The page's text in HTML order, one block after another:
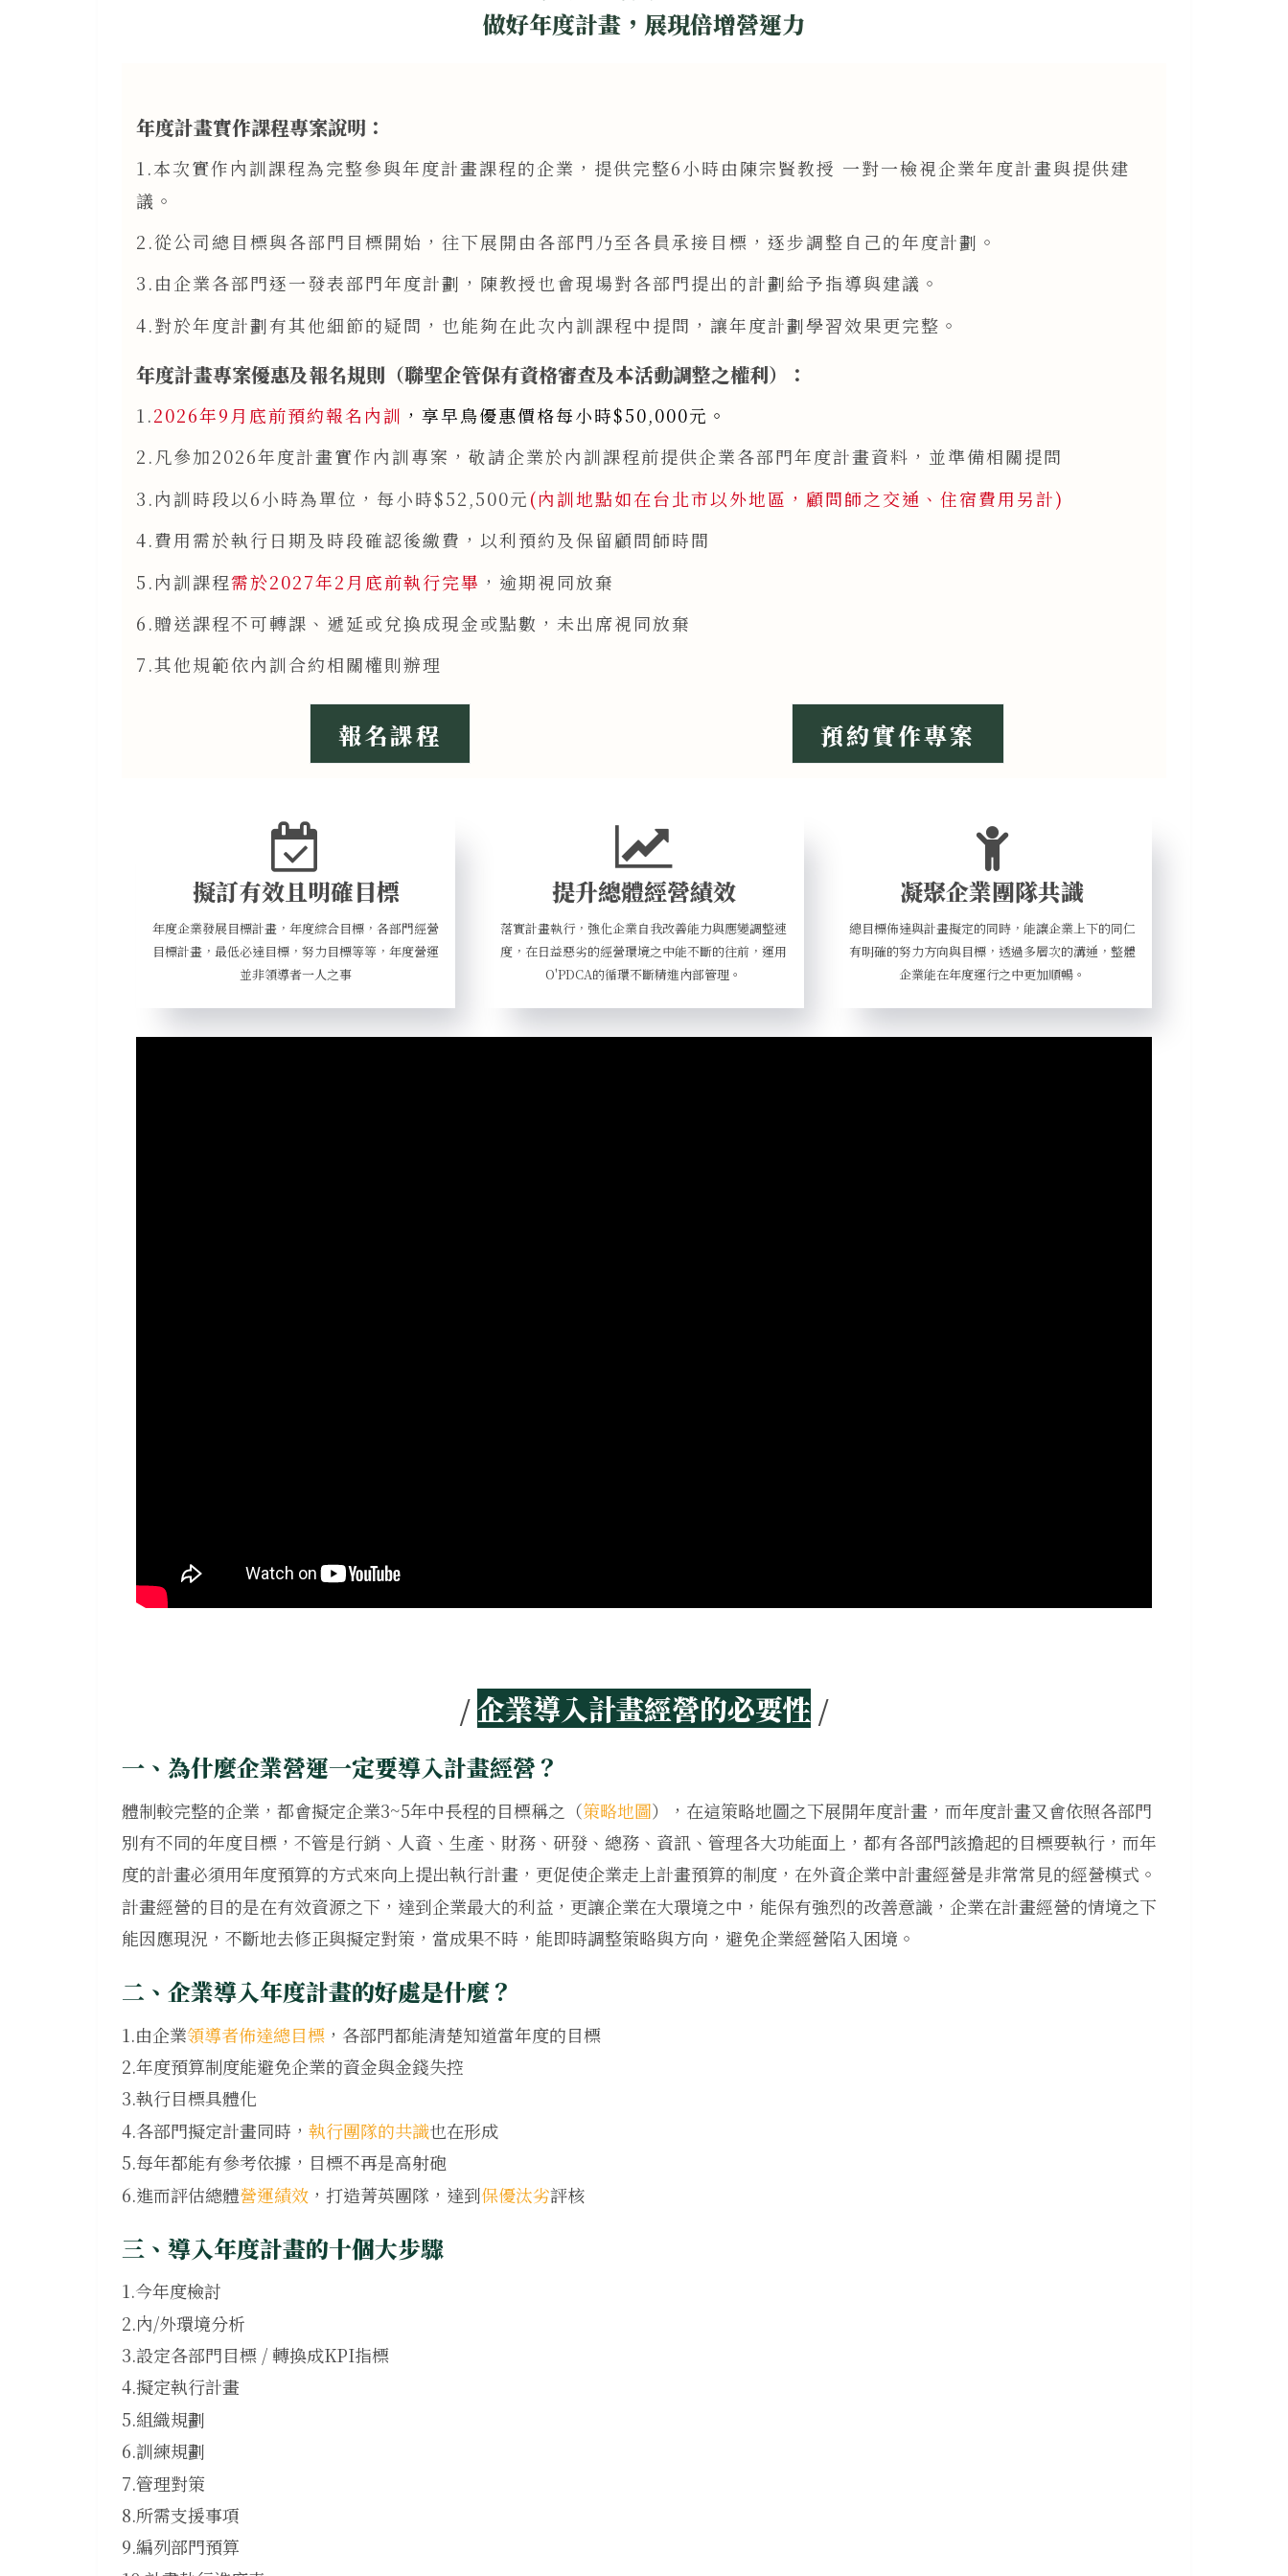
做好年度計畫，展現倍增營運力
年度計畫實作課程專案說明：
1.本次實作內訓課程為完整參與年度計畫課程的企業，提供完整6小時由陳宗賢教授 一對一檢視企業年度計畫與提供建
議。
2.從公司總目標與各部門目標開始，往下展開由各部門乃至各員承接目標，逐步調整自己的年度計劃。
3.由企業各部門逐一發表部門年度計劃，陳教授也會現場對各部門提出的計劃給予指導與建議。
4.對於年度計劃有其他細節的疑問，也能夠在此次內訓課程中提問，讓年度計劃學習效果更完整。
年度計畫專案優惠及報名規則（聯聖企管保有資格審查及本活動調整之權利）：
1.2026年9月底前預約報名內訓 ，享早鳥優惠價格每小時$50,000元。
2.凡參加2026年度計畫實作內訓專案，敬請企業於內訓課程前提供企業各部門年度計畫資料，並準備相關提問
3.內訓時段以6小時為單位，每小時$52,500元(內訓地點如在台北市以外地區，顧問師之交通、住宿費用另計)
4.費用需於執行日期及時段確認後繳費，以利預約及保留顧問師時間
5.內訓課程需於2027年2月底前執行完畢 ，逾期視同放棄
6.贈送課程不可轉課、遞延或兌換成現金或點數，未出席視同放棄
7.其他規範依內訓合約相關權則辦理
報名課程 預約實作專案
擬訂有效且明確目標
年度企業發展目標計畫，年度綜合目標，各部門經營
目標計畫，最低必達目標，努力目標等等，年度營運
並非領導者一人之事
提升總體經營績效
落實計畫執行，強化企業自我改善能力與應變調整速
度，在日益惡劣的經營環境之中能不斷的往前，運用
O'PDCA的循環不斷精進內部管理。
凝聚企業團隊共識
總目標佈達與計畫擬定的同時，能讓企業上下的同仁
有明確的努力方向與目標，透過多層次的溝通，整體
企業能在年度運行之中更加順暢。
/企業導入計畫經營的必要性 /
一、為什麼企業營運一定要導入計畫經營？
體制較完整的企業，都會擬定企業3~5年中長程的目標稱之（策略地圖），在這策略地圖之下展開年度計畫，而年度計畫又會依照各部門
別有不同的年度目標，不管是行銷、人資、生產、財務、研發、總務、資訊、管理各大功能面上，都有各部門該擔起的目標要執行，而年
度的計畫必須用年度預算的方式來向上提出執行計畫，更促使企業走上計畫預算的制度，在外資企業中計畫經營是非常常見的經營模式。
計畫經營的目的是在有效資源之下，達到企業最大的利益，更讓企業在大環境之中，能保有強烈的改善意識，企業在計畫經營的情境之下
能因應現況，不斷地去修正與擬定對策，當成果不時，能即時調整策略與方向，避免企業經營陷入困境。
二、企業導入年度計畫的好處是什麼？
1.由企業領導者佈達總目標 ，各部門都能清楚知道當年度的目標
2.年度預算制度能避免企業的資金與金錢失控
3.執行目標具體化
4.各部門擬定計畫同時， 執行團隊的共識也在形成
5.每年都能有參考依據，目標不再是高射砲
6.進而評估總體營運績效 ，打造菁英團隊，達到保優汰劣評核
三、導入年度計畫的十個大步驟
1.今年度檢討
2.內/外環境分析
3.設定各部門目標 / 轉換成KPI指標
4.擬定執行計畫
5.組織規劃
6.訓練規劃
7.管理對策
8.所需支援事項
9.編列部門預算